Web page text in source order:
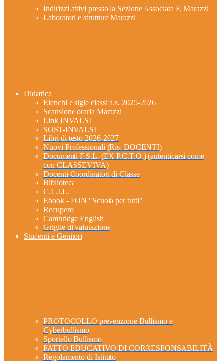
Indirizzi attivi presso la Sezione Associata F. Marazzi
Laboratori e strutture Marazzi
Didattica
Elenchi e sigle classi a.s. 2025-2026
Scansione oraria Marazzi
Link INVALSI
SOST-INVALSI
Libri di testo 2026-2027
Nuovi Professionali (Ris. DOCENTI)
Documenti F.S.L. (EX P.C.T.O.) (autenticarsi come
con CLASSEVIVA)
Docenti Coordinatori di Classe
Biblioteca
C.L.I.L.
Ebook - PON "Scuola per tutti"
Recupero
Cambridge English
Griglie di valutazione
Studenti e Genitori
PROTOCOLLO prevenzione Bullismo e
Cyberbullismo
Sportello Bullismo
PATTO EDUCATIVO DI CORRESPONSABILITÀ
Regolamento di Istituto